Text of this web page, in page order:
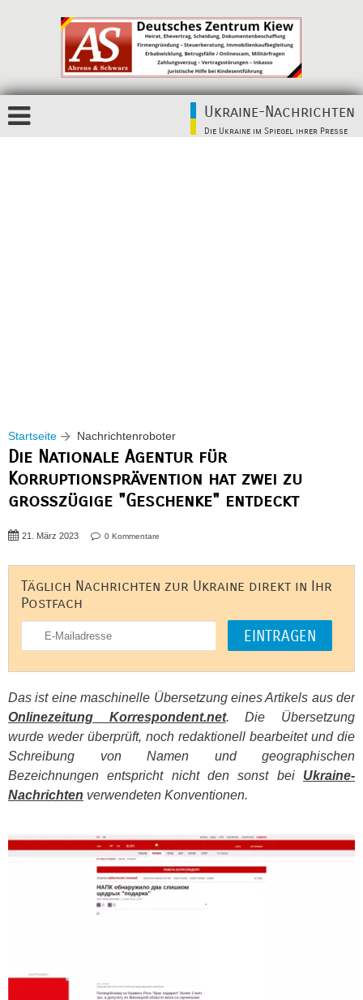
Ukraine-Nachrichten
Die Ukraine im Spiegel ihrer Presse
Startseite Nachrichtenroboter
Die Nationale Agentur für
Korruptionsprävention hat zwei zu
großzügige "Geschenke" entdeckt
21. März 2023 0 Kommentare
Täglich Nachrichten zur Ukraine direkt in Ihr
Postfach
Das ist eine maschinelle Übersetzung eines Artikels aus der
Onlinezeitung Korrespondent.net. Die Übersetzung
wurde weder überprüft, noch redaktionell bearbeitet und die
Schreibung von Namen und geographischen
Bezeichnungen entspricht nicht den sonst bei Ukraine-
Nachrichten verwendeten Konventionen.